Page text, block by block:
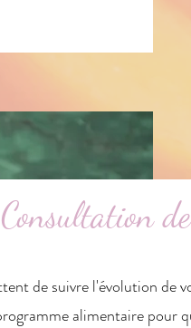
Consultation
de suivre l'évolution de
alimentaire pour